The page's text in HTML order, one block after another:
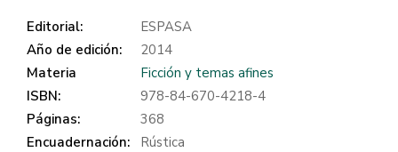
Editorial:
ESPASA
Año de edición:
2014
Materia
Ficción y temas afines
ISBN:
978-84-670-4218-4
Páginas:
368
Encuadernación:
Rústica